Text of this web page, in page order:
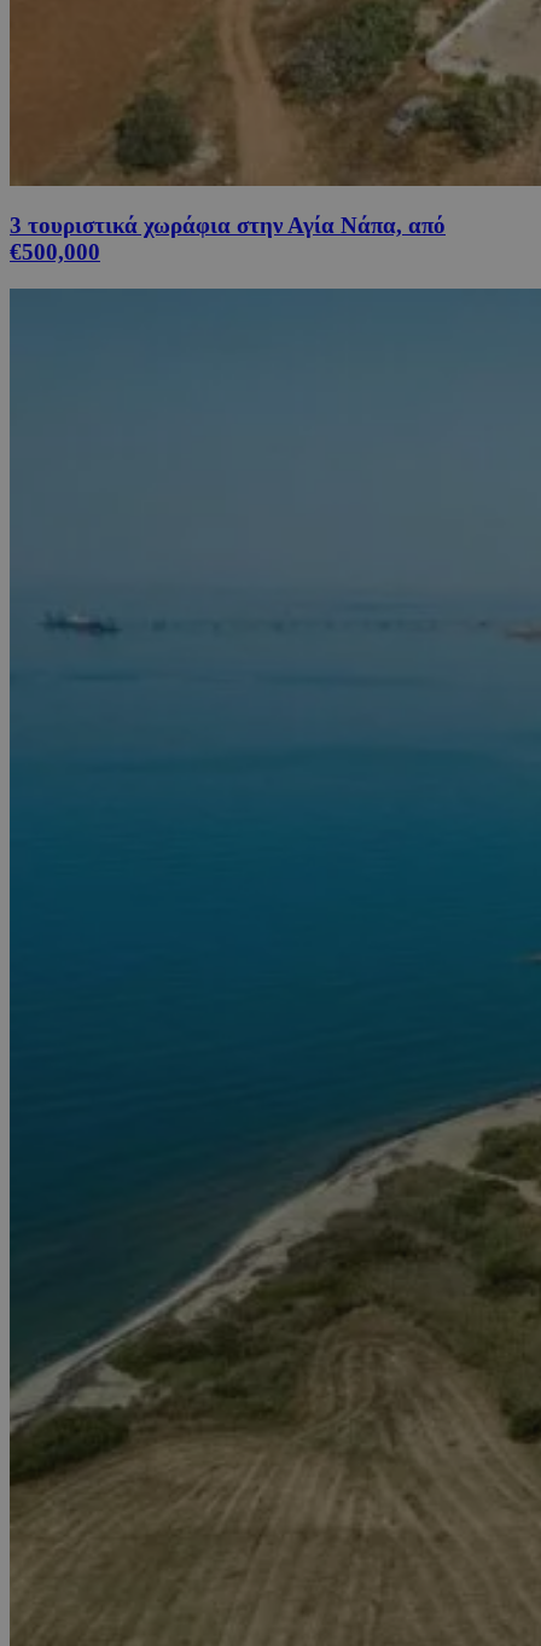
3 τουριστικά χωράφια στην Αγία Νάπα, από
€500,000